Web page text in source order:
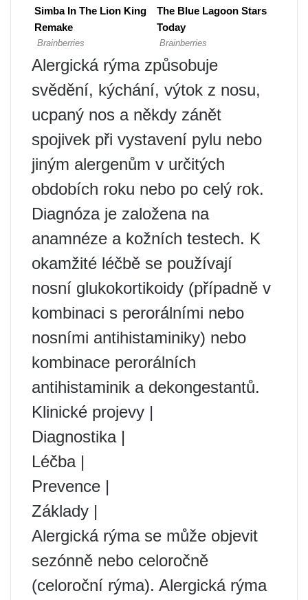
Alergická rýma způsobuje
svědění, kýchání, výtok z nosu,
ucpaný nos a někdy zánět
spojivek při vystavení pylu nebo
jiným alergenům v určitých
obdobích roku nebo po celý rok.
Diagnóza je založena na
anamnéze a kožních testech. K
okamžité léčbě se používají
nosní glukokortikoidy (případně v
kombinaci s perorálními nebo
nosními antihistaminiky) nebo
kombinace perorálních
antihistaminik a dekongestantů.
Klinické projevy |
Diagnostika |
Léčba |
Prevence |
Základy |
Alergická rýma se může objevit
sezónně nebo celoročně
(celoroční rýma). Alergická rýma